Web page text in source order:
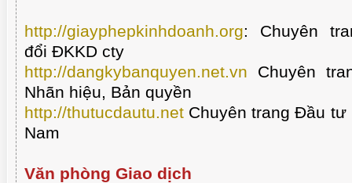
http://giayphepkinhdoanh.org:
Chuyên
đổi ĐKKD cty
http://dangkybanquyen.net.vn Chuyên
Nhãn hiệu, Bản quyền
http://thutucdautu.net Chuyên trang Đầu
Nam
Văn phòng Giao dịch